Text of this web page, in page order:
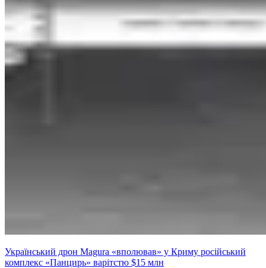
Український дрон Magura «вполював» у Криму російський
комплекс «Панцирь» варітстю $15 млн